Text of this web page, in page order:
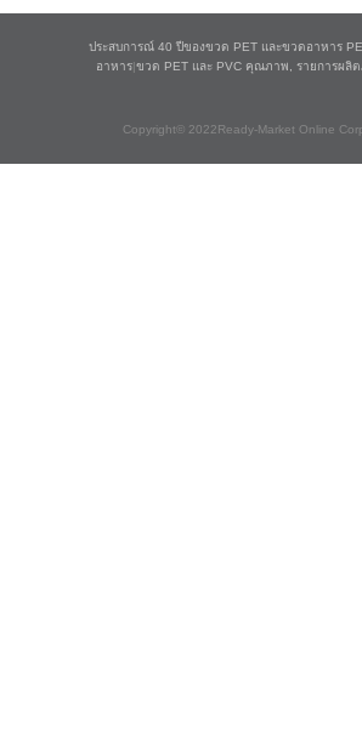
ประสบการณ์ 40 ปีของขวด PET และขวดอาหาร
อาหาร|ขวด PET และ PVC คุณภาพ, รายการผ
Copyright© 2022Ready-Market Online